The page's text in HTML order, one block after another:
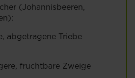
(Johannisbeeren,
abgetragene Triebe
fruchtbare Zweige